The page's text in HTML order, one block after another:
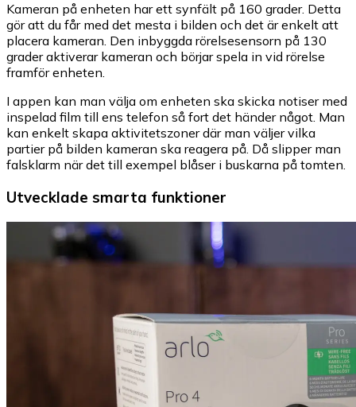
Kameran på enheten har ett synfält på 160 grader. Detta
gör att du får med det mesta i bilden och det är enkelt att
placera kameran. Den inbyggda rörelsesensorn på 130
grader aktiverar kameran och börjar spela in vid rörelse
framför enheten.
I appen kan man välja om enheten ska skicka notiser med
inspelad film till ens telefon så fort det händer något. Man
kan enkelt skapa aktivitetszoner där man väljer vilka
partier på bilden kameran ska reagera på. Då slipper man
falsklarm när det till exempel blåser i buskarna på tomten.
Utvecklade smarta funktioner